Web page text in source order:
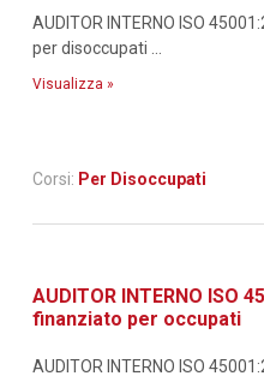
AUDITOR INTERNO ISO
per disoccupati ...
Visualizza »
Corsi: Per Disoccupati
AUDITOR INTERNO ISO
finanziato per occupati
AUDITOR INTERNO ISO